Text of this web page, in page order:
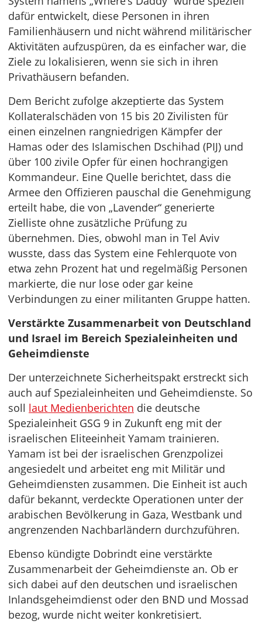
dafür entwickelt, diese Personen in ihren
Familienhäusern und nicht während militärischer
Aktivitäten aufzuspüren, da es einfacher war, die
Ziele zu lokalisieren, wenn sie sich in ihren
Privathäusern befanden.
Dem Bericht zufolge akzeptierte das System
Kollateralschäden von 15 bis 20 Zivilisten für
einen einzelnen rangniedrigen Kämpfer der
Hamas oder des Islamischen Dschihad (PIJ) und
über 100 zivile Opfer für einen hochrangigen
Kommandeur. Eine Quelle berichtet, dass die
Armee den Offizieren pauschal die Genehmigung
erteilt habe, die von „Lavender“ generierte
Zielliste ohne zusätzliche Prüfung zu
übernehmen. Dies, obwohl man in Tel Aviv
wusste, dass das System eine Fehlerquote von
etwa zehn Prozent hat und regelmäßig Personen
markierte, die nur lose oder gar keine
Verbindungen zu einer militanten Gruppe hatten.
Verstärkte Zusammenarbeit von Deutschland
und Israel im Bereich Spezialeinheiten und
Geheimdienste
Der unterzeichnete Sicherheitspakt erstreckt sich
auch auf Spezialeinheiten und Geheimdienste. So
soll laut Medienberichten die deutsche
Spezialeinheit GSG 9 in Zukunft eng mit der
israelischen Eliteeinheit Yamam trainieren.
Yamam ist bei der israelischen Grenzpolizei
angesiedelt und arbeitet eng mit Militär und
Geheimdiensten zusammen. Die Einheit ist auch
dafür bekannt, verdeckte Operationen unter der
arabischen Bevölkerung in Gaza, Westbank und
angrenzenden Nachbarländern durchzuführen.
Ebenso kündigte Dobrindt eine verstärkte
Zusammenarbeit der Geheimdienste an. Ob er
sich dabei auf den deutschen und israelischen
Inlandsgeheimdienst oder den BND und Mossad
bezog, wurde nicht weiter konkretisiert.